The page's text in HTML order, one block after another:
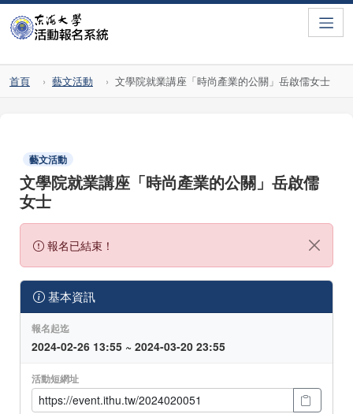
首頁 藝文活動 文學院就業講座「時尚產業的公關」岳啟儒女士
藝文活動
文學院就業講座「時尚產業的公關」岳啟儒
女士
報名已結束！
基本資訊
報名起迄
2024-02-26 13:55 ~ 2024-03-20 23:55
活動短網址